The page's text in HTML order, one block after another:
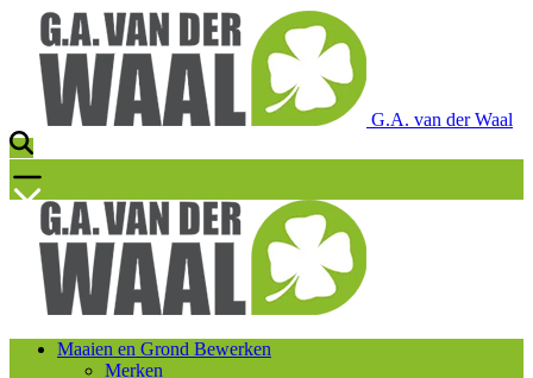
G.A. van der Waal
Maaien en Grond Bewerken
Merken